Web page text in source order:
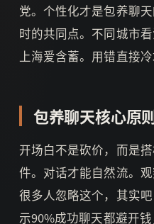
党。个性化才是包养聊
时的共同点。不同城市
上海爱含蓄。用错直接冷
包养聊天核心原
开场白不是砍价，而是
件。对话才能自然流。
很多人忽略这个，其实
示90%成功聊天都避开